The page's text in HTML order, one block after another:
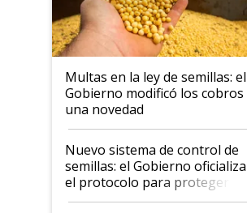
Multas en la ley de semillas: el
Gobierno modificó los cobros
una novedad
Nuevo sistema de control de
semillas: el Gobierno oficializa
el protocolo para proteger la
propiedad intelectual